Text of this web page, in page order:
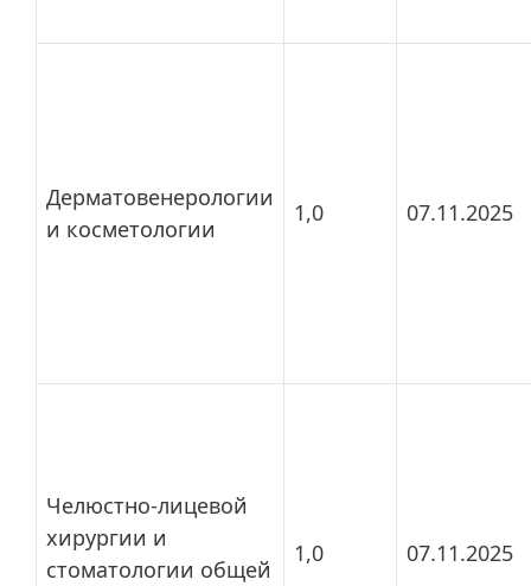
Дерматовенерологии
и косметологии
1,0 07.11.2025
Челюстно-лицевой
хирургии и
стоматологии общей
1,0 07.11.2025